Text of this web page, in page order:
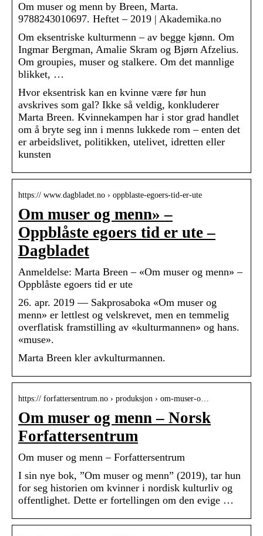
Om muser og menn by Breen, Marta.
9788243010697. Heftet – 2019 | Akademika.no
Om eksentriske kulturmenn – av begge kjønn. Om
Ingmar Bergman, Amalie Skram og Bjørn Afzelius.
Om groupies, muser og stalkere. Om det mannlige
blikket, …
Hvor eksentrisk kan en kvinne være før hun
avskrives som gal? Ikke så veldig, konkluderer
Marta Breen. Kvinnekampen har i stor grad handlet
om å bryte seg inn i menns lukkede rom – enten det
er arbeidslivet, politikken, utelivet, idretten eller
kunsten
https:// www.dagbladet.no › oppblaste-egoers-tid-er-ute
Om muser og menn» –
Oppblåste egoers tid er ute –
Dagbladet
Anmeldelse: Marta Breen – «Om muser og menn» –
Oppblåste egoers tid er ute
26. apr. 2019 — Sakprosaboka «Om muser og
menn» er lettlest og velskrevet, men en temmelig
overflatisk framstilling av «kulturmannen» og hans.
«muse».
Marta Breen kler avkulturmannen.
https:// forfattersentrum.no › produksjon › om-muser-o…
Om muser og menn – Norsk
Forfattersentrum
Om muser og menn – Forfattersentrum
I sin nye bok, ”Om muser og menn” (2019), tar hun
for seg historien om kvinner i nordisk kulturliv og
offentlighet. Dette er fortellingen om den evige …